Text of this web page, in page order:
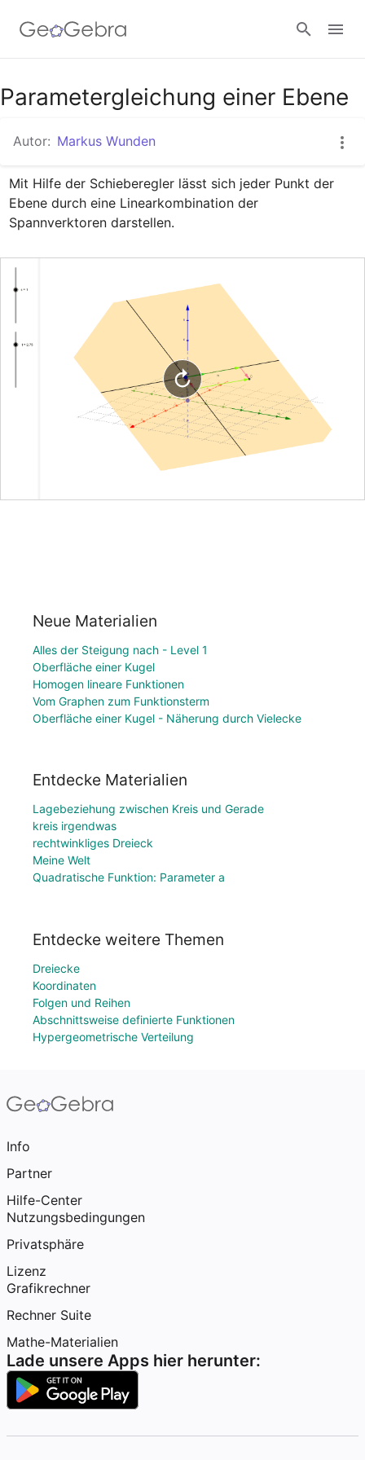
Google Classroom
GeoGebra Classroom
Anmelden
Parametergleichung einer Ebene
Autor: Markus Wunden
Mit Hilfe der Schieberegler lässt sich jeder Punkt der
Ebene durch eine Linearkombination der
Spannverktoren darstellen.
Neue Materialien
Alles der Steigung nach - Level 1
Oberfläche einer Kugel
Homogen lineare Funktionen
Vom Graphen zum Funktionsterm
Oberfläche einer Kugel - Näherung durch Vielecke
Entdecke Materialien
Lagebeziehung zwischen Kreis und Gerade
kreis irgendwas
rechtwinkliges Dreieck
Meine Welt
Quadratische Funktion: Parameter a
Entdecke weitere Themen
Dreiecke
Koordinaten
Folgen und Reihen
Abschnittsweise definierte Funktionen
Hypergeometrische Verteilung
Info
Partner
Hilfe-Center
Nutzungsbedingungen
Privatsphäre
Lizenz
Grafikrechner
Rechner Suite
Mathe-Materialien
Lade unsere Apps hier herunter: